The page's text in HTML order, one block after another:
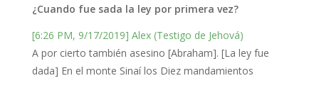
¿Cuando fue sada la ley por primera vez?
[6:26 PM, 9/17/2019] Alex (Testigo de Jehová)
A por cierto también asesino [Abraham]. [La ley fue
dada] En el monte Sinaí los Diez mandamientos